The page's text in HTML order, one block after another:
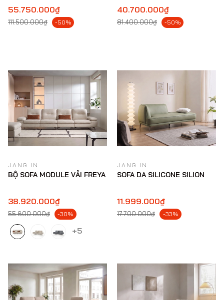
55.750.000₫
111.500.000₫ -50%
40.700.000₫
81.400.000₫ -50%
JANG IN
BỘ SOFA MODULE VẢI FREYA
38.920.000₫
55.600.000₫ -30%
+5
JANG IN
SOFA DA SILICONE SILION
11.999.000₫
17.700.000₫ -33%